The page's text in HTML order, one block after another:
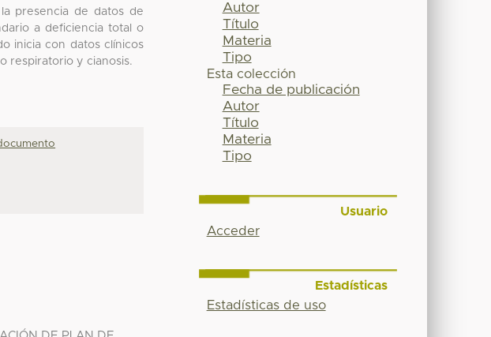
presencia de datos de
a deficiencia total o
inicia con datos clínicos
respiratorio y cianosis.
Autor
Título
Materia
Tipo
Esta colección
Fecha de publicación
Autor
Título
Materia
Tipo
Usuario
Acceder
Estadísticas
Estadísticas de uso